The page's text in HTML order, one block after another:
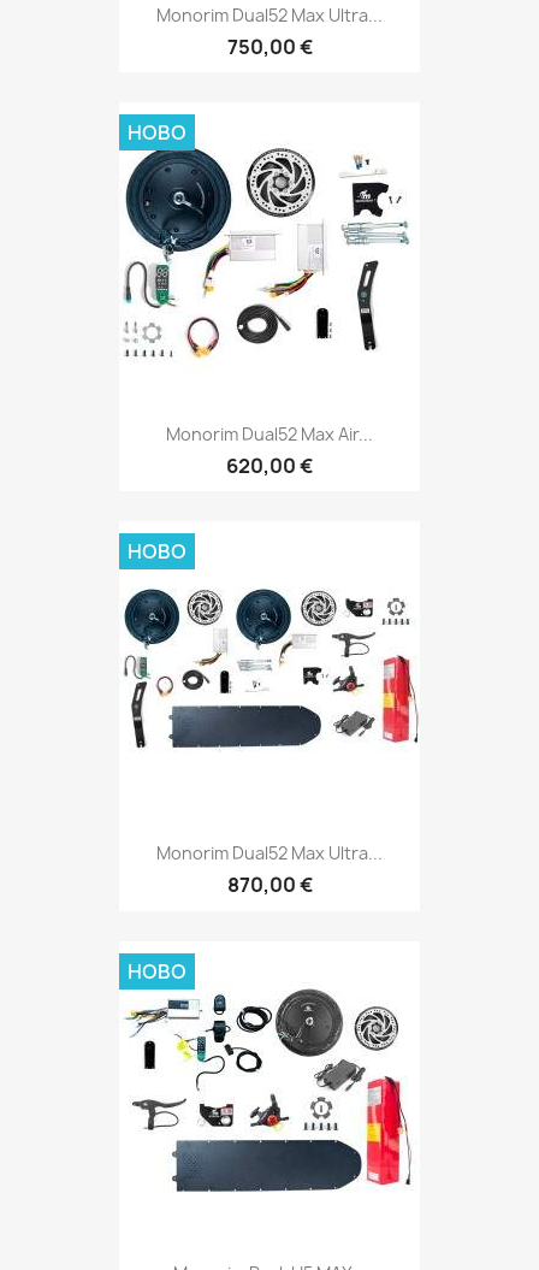
Monorim Dual52 Max Ultra...
750,00 €
Monorim Dual52 Max Air...
620,00 €
НОВО
Monorim Dual52 Max Ultra...
870,00 €
НОВО
НОВО